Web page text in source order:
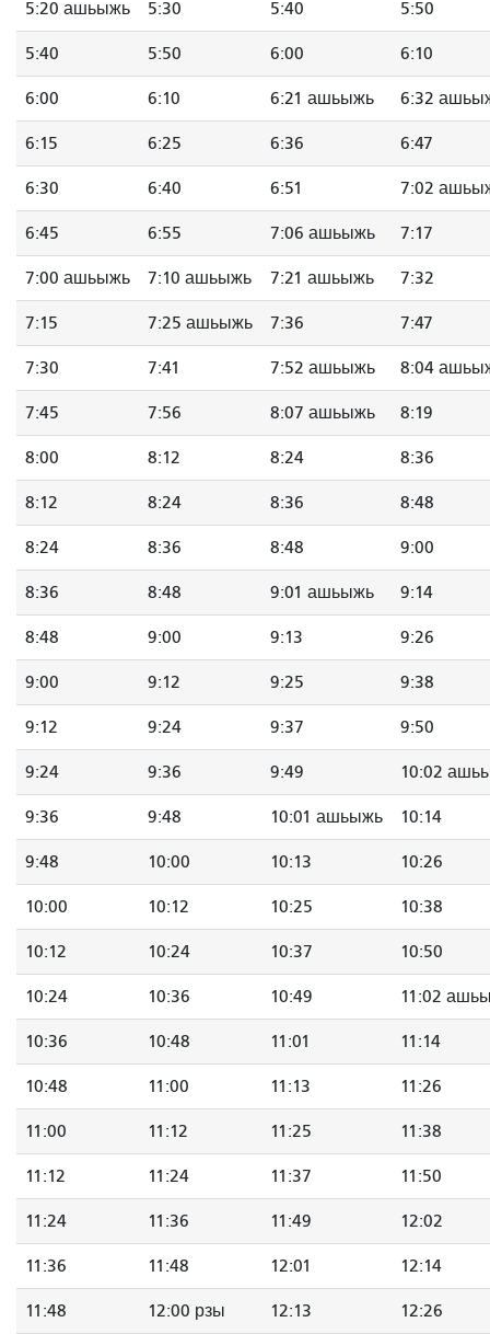
5:20 ашьыжь 5:30 5:40 5:50
5:40 5:50 6:00 6:10
6:00 6:10 6:21 ашьыжь 6:32
6:15 6:25 6:36 6:47
6:30 6:40 6:51 7:02
6:45 6:55 7:06 ашьыжь 7:17
7:00 ашьыжь 7:10 ашьыжь 7:21 ашьыжь 7:32
7:15 7:25 ашьыжь 7:36 7:47
7:30 7:41 7:52 ашьыжь 8:04
7:45 7:56 8:07 ашьыжь 8:19
8:00 8:12 8:24 8:36
8:12 8:24 8:36 8:48
8:24 8:36 8:48 9:00
8:36 8:48 9:01 ашьыжь 9:14
8:48 9:00 9:13 9:26
9:00 9:12 9:25 9:38
9:12 9:24 9:37 9:50
9:24 9:36 9:49 10:02
9:36 9:48 10:01 ашьыжь 10:14
9:48 10:00 10:13 10:26
10:00 10:12 10:25 10:38
10:12 10:24 10:37 10:50
10:24 10:36 10:49 11:02
10:36 10:48 11:01 11:14
10:48 11:00 11:13 11:26
11:00 11:12 11:25 11:38
11:12 11:24 11:37 11:50
11:24 11:36 11:49 12:02
11:36 11:48 12:01 12:14
11:48 12:00 рзы 12:13 12:26